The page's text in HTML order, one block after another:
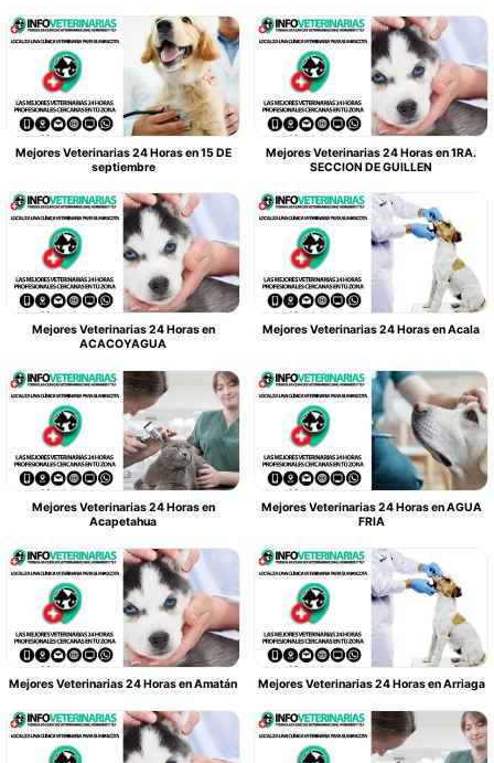
Mejores Veterinarias 24 Horas en 15 DE
septiembre
Mejores Veterinarias 24 Horas en 1RA.
SECCION DE GUILLEN
Mejores Veterinarias 24 Horas en
ACACOYAGUA
Mejores Veterinarias 24 Horas en Acala
Mejores Veterinarias 24 Horas en
Acapetahua
Mejores Veterinarias 24 Horas en AGUA
FRIA
Mejores Veterinarias 24 Horas en Amatán Mejores Veterinarias 24 Horas en Arriaga